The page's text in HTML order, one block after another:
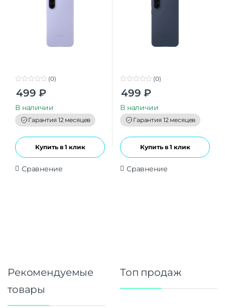
o
t
o
f
5
(0)
499 ₽
В наличии
Гарантия 12 месяцев
Купить в 1 клик
Сравнение
o
t
o
f
5
(0)
499 ₽
В наличии
Гарантия 12 месяцев
Купить в 1 клик
Сравнение
Рекомендуемые
товары
Топ продаж